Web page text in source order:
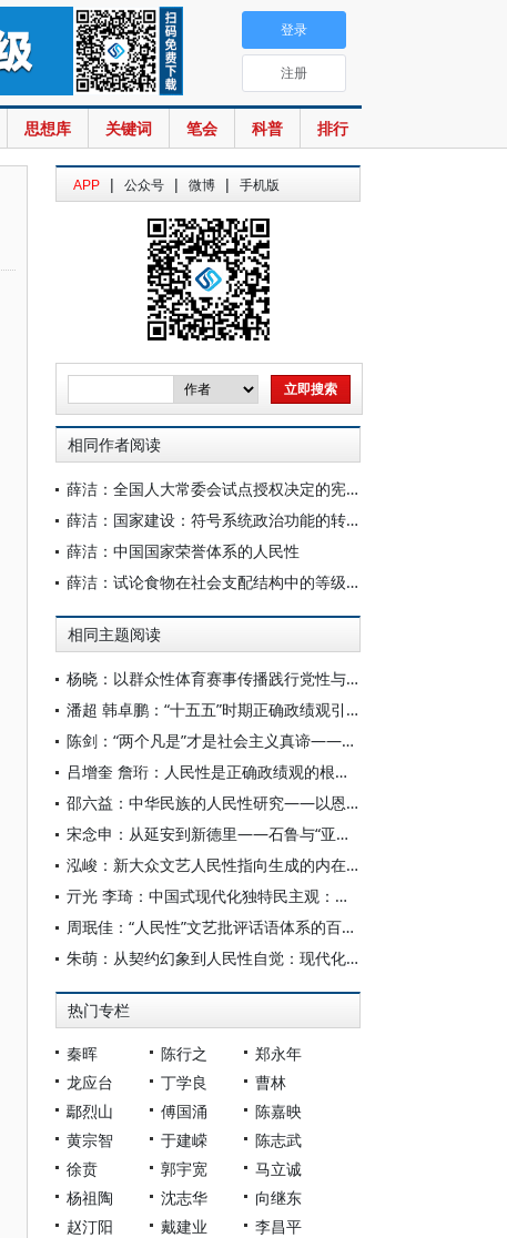
思想库 关键词 笔会 科普 排行
登录
注册
APP | 公众号 | 微博 | 手机版
相同作者阅读
薛洁：全国人大常委会试点授权决定的宪法检视
薛洁：国家建设：符号系统政治功能的转向
薛洁：中国国家荣誉体系的人民性
薛洁：试论食物在社会支配结构中的等级区分功能——以18世纪之前的香辛料胡椒为例
相同主题阅读
杨晓：以群众性体育赛事传播践行党性与人民性的统一
潘超 韩卓鹏：“十五五”时期正确政绩观引领高质量发展的核心要义、内在逻辑和现实进路
陈剑：“两个凡是”才是社会主义真谛——三起民间出圈事点评
吕增奎 詹珩：人民性是正确政绩观的根本属性
邵六益：中华民族的人民性研究——以恩格斯的“中华民族”论述切入
宋念申：从延安到新德里——石鲁与“亚洲”的延长线
泓峻：新大众文艺人民性指向生成的内在动因
亓光 李琦：中国式现代化独特民主观：分析框架、生成基础与核心要义
周珉佳：“人民性”文艺批评话语体系的百年建构
朱萌：从契约幻象到人民性自觉：现代化进程中国家认同内涵的演进
热门专栏
秦晖 陈行之
郑永年
龙应台
丁学良
曹林
鄢烈山
傅国涌
陈嘉映
黄宗智
于建嵘
陈志武
徐贲
郭宇宽
马立诚
杨祖陶
沈志华
向继东
赵汀阳
戴建业
李昌平